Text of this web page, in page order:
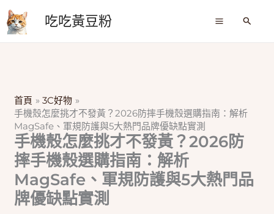
至
主
吃吃黃豆粉
搜
首頁
3C好物
手機殼怎麼挑才不發黃？2026防摔手機殼選購指南：解析
MagSafe、軍規防護與5大熱門品牌優缺點實測
手機殼怎麼挑才不發黃？2026防
摔手機殼選購指南：解析
MagSafe、軍規防護與5大熱門品
牌優缺點實測